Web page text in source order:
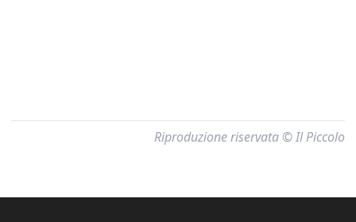
Riproduzione riservata © Il Piccolo